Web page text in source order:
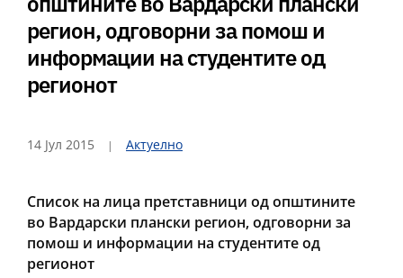
регион, одговорни за помош и
информации на студентите од
регионот
14 Јул 2015 Актуелно
Список на лица претставници од општините
во Вардарски плански регион, одговорни за
помош и информации на студентите од
регионот